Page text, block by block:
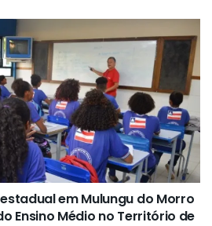
em Mulungu do Morro
Ensino Médio no Território de